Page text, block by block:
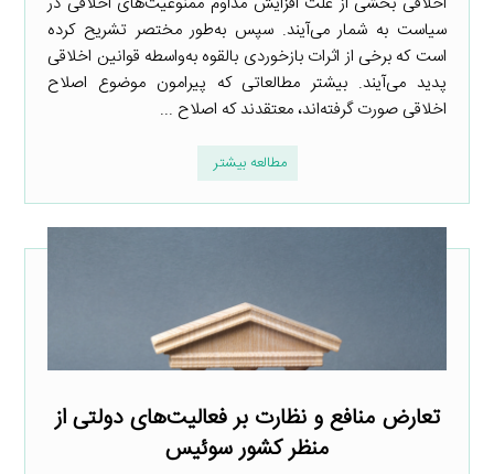
سیاست به شمار می‌آیند. سپس به‌طور مختصر تشریح کرده
است که برخی از اثرات بازخوردی بالقوه به‌واسطه قوانین اخلاقی
پدید می‌آیند. بیشتر مطالعاتی که پیرامون موضوع اصلاح
اخلاقی صورت گرفته‌اند، معتقدند که اصلاح ...
مطالعه بیشتر
تعارض منافع و نظارت بر فعالیت‌های دولتی از
منظر کشور سوئیس